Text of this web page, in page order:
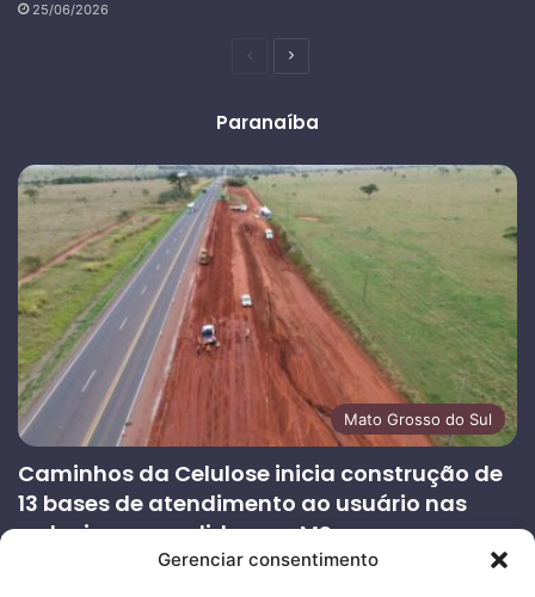
Gerenciar consentimento
25/06/2026
PáginaPróxima
Paranaíba
Mato Grosso do Sul
Caminhos da Celulose inicia construção de
13 bases de atendimento ao usuário nas
rodovias concedidas em MS